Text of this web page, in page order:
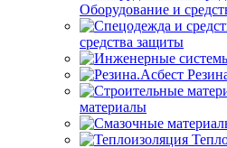
Оборудование и
средства защиты
материалы